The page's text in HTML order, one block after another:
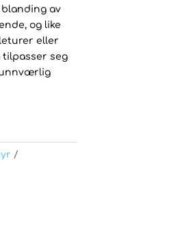
av
og like
eller
tilpasser seg